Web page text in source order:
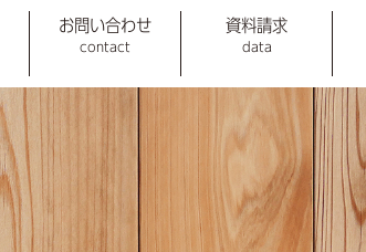
お問い合わせ
contact
資料請求
data